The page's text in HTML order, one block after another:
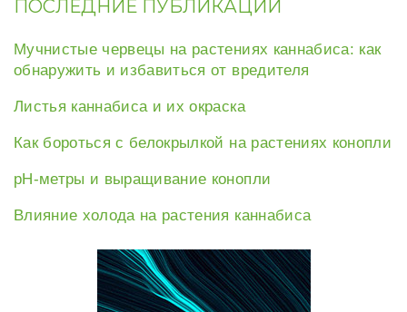
ПОСЛЕДНИЕ ПУБЛИКАЦИИ
Мучнистые червецы на растениях каннабиса: как
обнаружить и избавиться от вредителя
Листья каннабиса и их окраска
Как бороться с белокрылкой на растениях конопли
рН-метры и выращивание конопли
Влияние холода на растения каннабиса